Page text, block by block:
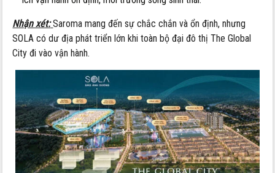
Nhận xét: Saroma mang đến sự chắc chắn và ổn định, nhưng
SOLA có dư địa phát triển lớn khi toàn bộ đại đô thị The Global
City đi vào vận hành.